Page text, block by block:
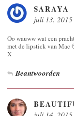
SARAYA
juli 13,
Oo wauww wat een
met de lipstick van Mac
X
Beantwoorden